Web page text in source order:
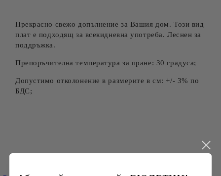
Прекрасно свежо допълнение за Вашия дом. Този вид
плат е подходящ за всекидневна употреба. Леснен за
поддръжка.
Препоръчителна температура за пране: 30 градуса;
Допустимо отколонение в размерите в см: +/- 3% по
БДС;
Търси